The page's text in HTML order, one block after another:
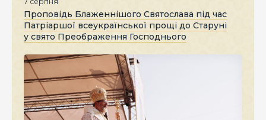
Проповідь Блаженнішого Святослава під час
Патріаршої всеукраїнської прощі до Старуні
у свято Преображення Господнього